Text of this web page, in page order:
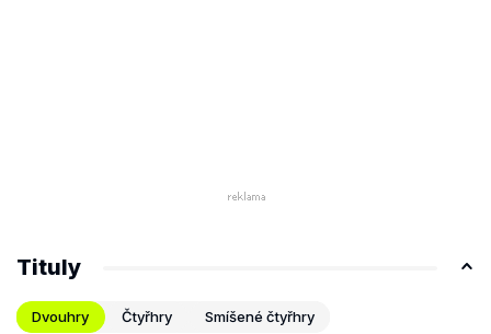
Tituly
Dvouhry Čtyřhry Smíšené čtyřhry